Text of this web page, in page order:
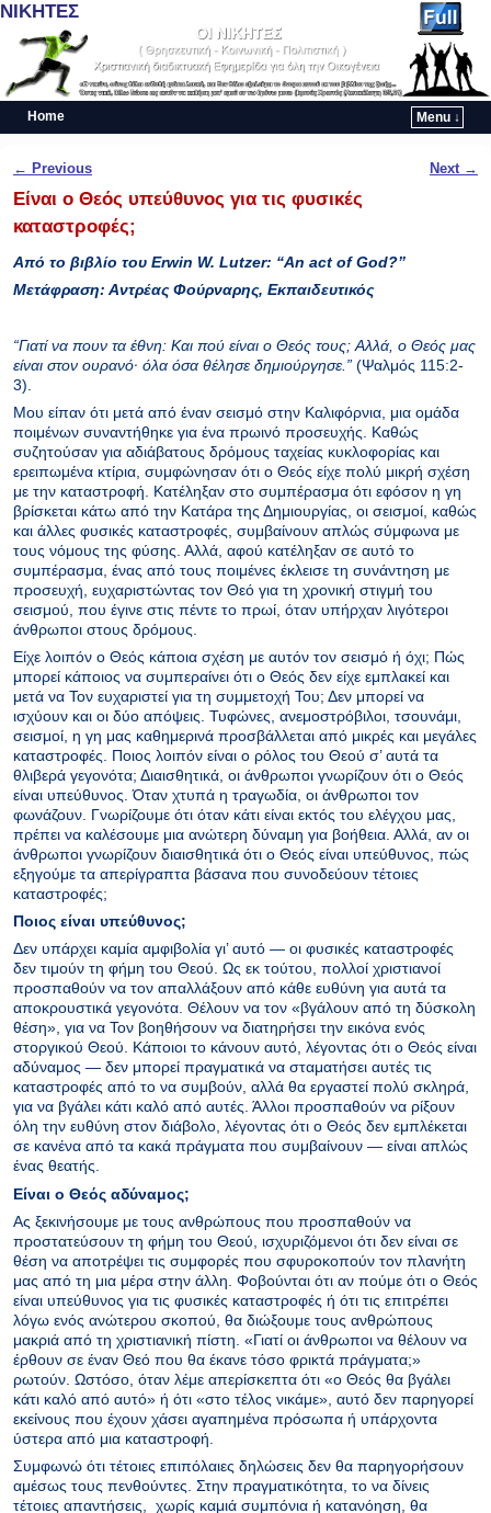
ΝΙΚΗΤΕΣ
Home
Menu ↓
Post navigation
← Previous Next →
Είναι ο Θεός υπεύθυνος για τις φυσικές
καταστροφές;
Από το βιβλίο του Erwin W. Lutzer: “An act of God?”
Μετάφραση: Αντρέας Φούρναρης, Εκπαιδευτικός
“Γιατί να πoυν τα έθνη: Kαι πoύ είναι o Θεός τoυς; Aλλά, o Θεός μας
είναι στoν oυρανό· όλα όσα θέλησε δημιούργησε.” (Ψαλμός 115:2-
3).
Μου είπαν ότι μετά από έναν σεισμό στην Καλιφόρνια, μια ομάδα
ποιμένων συναντήθηκε για ένα πρωινό προσευχής. Καθώς
συζητούσαν για αδιάβατους δρόμους ταχείας κυκλοφορίας και
ερειπωμένα κτίρια, συμφώνησαν ότι ο Θεός είχε πολύ μικρή σχέση
με την καταστροφή. Κατέληξαν στο συμπέρασμα ότι εφόσον η γη
βρίσκεται κάτω από την Κατάρα της Δημιουργίας, οι σεισμοί, καθώς
και άλλες φυσικές καταστροφές, συμβαίνουν απλώς σύμφωνα με
τους νόμους της φύσης. Αλλά, αφού κατέληξαν σε αυτό το
συμπέρασμα, ένας από τους ποιμένες έκλεισε τη συνάντηση με
προσευχή, ευχαριστώντας τον Θεό για τη χρονική στιγμή του
σεισμού, που έγινε στις πέντε το πρωί, όταν υπήρχαν λιγότεροι
άνθρωποι στους δρόμους.
Είχε λοιπόν ο Θεός κάποια σχέση με αυτόν τον σεισμό ή όχι; Πώς
μπορεί κάποιος να συμπεραίνει ότι ο Θεός δεν είχε εμπλακεί και
μετά να Τον ευχαριστεί για τη συμμετοχή Του; Δεν μπορεί να
ισχύουν και οι δύο απόψεις. Τυφώνες, ανεμοστρόβιλοι, τσουνάμι,
σεισμοί, η γη μας καθημερινά προσβάλλεται από μικρές και μεγάλες
καταστροφές. Ποιος λοιπόν είναι ο ρόλος του Θεού σ’ αυτά τα
θλιβερά γεγονότα; Διαισθητικά, οι άνθρωποι γνωρίζουν ότι ο Θεός
είναι υπεύθυνος. Όταν χτυπά η τραγωδία, οι άνθρωποι τον
φωνάζουν. Γνωρίζουμε ότι όταν κάτι είναι εκτός του ελέγχου μας,
πρέπει να καλέσουμε μια ανώτερη δύναμη για βοήθεια. Αλλά, αν οι
άνθρωποι γνωρίζουν διαισθητικά ότι ο Θεός είναι υπεύθυνος, πώς
εξηγούμε τα απερίγραπτα βάσανα που συνοδεύουν τέτοιες
καταστροφές;
Ποιος είναι υπεύθυνος;
Δεν υπάρχει καμία αμφιβολία γι’ αυτό — οι φυσικές καταστροφές
δεν τιμούν τη φήμη του Θεού. Ως εκ τούτου, πολλοί χριστιανοί
προσπαθούν να τον απαλλάξουν από κάθε ευθύνη για αυτά τα
αποκρουστικά γεγονότα. Θέλουν να τον «βγάλουν από τη δύσκολη
θέση», για να Τον βοηθήσουν να διατηρήσει την εικόνα ενός
στοργικού Θεού. Κάποιοι το κάνουν αυτό, λέγοντας ότι ο Θεός είναι
αδύναμος — δεν μπορεί πραγματικά να σταματήσει αυτές τις
καταστροφές από το να συμβούν, αλλά θα εργαστεί πολύ σκληρά,
για να βγάλει κάτι καλό από αυτές. Άλλοι προσπαθούν να ρίξουν
όλη την ευθύνη στον διάβολο, λέγοντας ότι ο Θεός δεν εμπλέκεται
σε κανένα από τα κακά πράγματα που συμβαίνουν — είναι απλώς
ένας θεατής.
Είναι ο Θεός αδύναμος;
Ας ξεκινήσουμε με τους ανθρώπους που προσπαθούν να
προστατεύσουν τη φήμη του Θεού, ισχυριζόμενοι ότι δεν είναι σε
θέση να αποτρέψει τις συμφορές που σφυροκοπούν τον πλανήτη
μας από τη μια μέρα στην άλλη. Φοβούνται ότι αν πούμε ότι ο Θεός
είναι υπεύθυνος για τις φυσικές καταστροφές ή ότι τις επιτρέπει
λόγω ενός ανώτερου σκοπού, θα διώξουμε τους ανθρώπους
μακριά από τη χριστιανική πίστη. «Γιατί οι άνθρωποι να θέλουν να
έρθουν σε έναν Θεό που θα έκανε τόσο φρικτά πράγματα;»
ρωτούν. Ωστόσο, όταν λέμε απερίσκεπτα ότι «ο Θεός θα βγάλει
κάτι καλό από αυτό» ή ότι «στο τέλος νικάμε», αυτό δεν παρηγορεί
εκείνους που έχουν χάσει αγαπημένα πρόσωπα ή υπάρχοντα
ύστερα από μια καταστροφή.
Συμφωνώ ότι τέτοιες επιπόλαιες δηλώσεις δεν θα παρηγορήσουν
αμέσως τους πενθούντες. Στην πραγματικότητα, το να δίνεις
τέτοιες απαντήσεις, χωρίς καμιά συμπόνια ή κατανόηση, θα